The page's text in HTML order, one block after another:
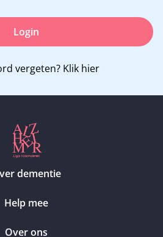
Login
vergeten? Klik hier
dementie
Help mee
Over ons